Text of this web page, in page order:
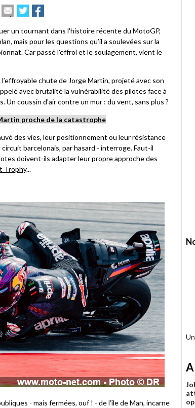
ImprimerEnvoyer
cet
à
un
ami
Partager
sur
sur
un tournant dans l'histoire récente du MotoGP,
mais pour les questions qu’il a soulevées sur la
Car passé l'effroi et le soulagement, vient le
chute de Jorge Martin, projeté avec son
avec brutalité la vulnérabilité des pilotes face à
coussin d'air contre un mur : du vent, sans plus ?
proche de la catastrophe
des vies, leur positionnement ou leur résistance
barcelonais, par hasard - interroge. Faut-il
doivent-ils adapter leur propre approche des
Trophy...
- mais fermées, ouf ! - de l’île de Man, incarne